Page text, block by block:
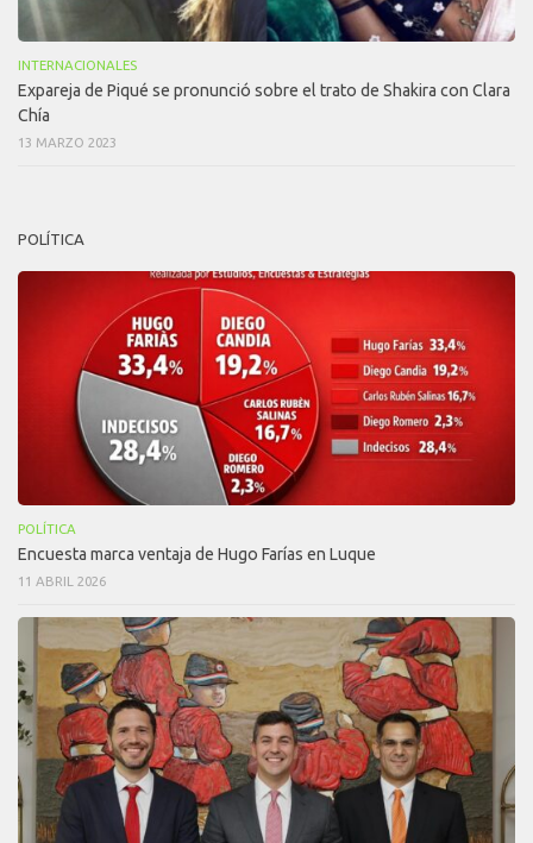
INTERNACIONALES
Expareja de Piqué se pronunció sobre el trato de Shakira con Clara
Chía
13 MARZO 2023
POLÍTICA
POLÍTICA
Encuesta marca ventaja de Hugo Farías en Luque
11 ABRIL 2026